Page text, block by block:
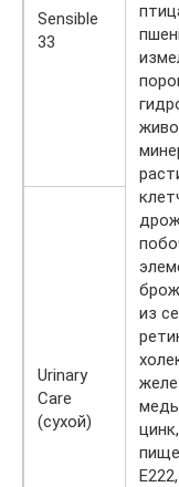
Sensible
33
из
Urinary
Care
(сухой)